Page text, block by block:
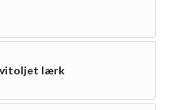
lærk